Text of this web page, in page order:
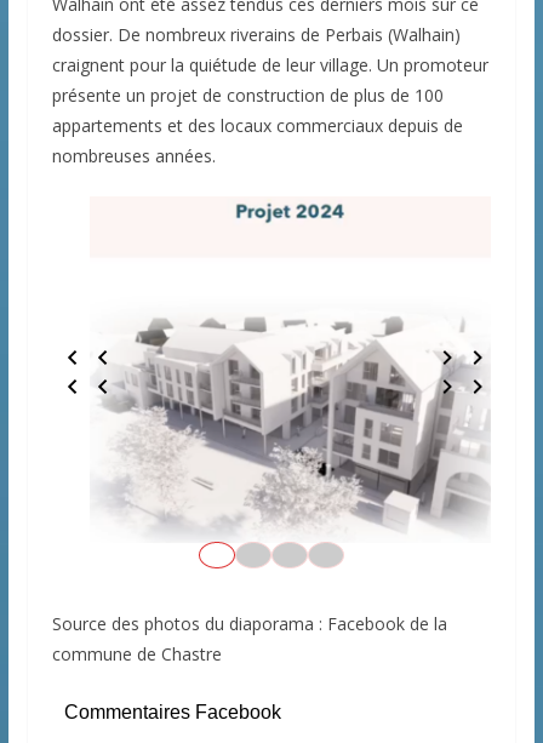
Walhain ont été assez tendus ces derniers mois sur ce
dossier. De nombreux riverains de Perbais (Walhain)
craignent pour la quiétude de leur village. Un promoteur
présente un projet de construction de plus de 100
appartements et des locaux commerciaux depuis de
nombreuses années.
Source des photos du diaporama : Facebook de la
commune de Chastre
Commentaires Facebook